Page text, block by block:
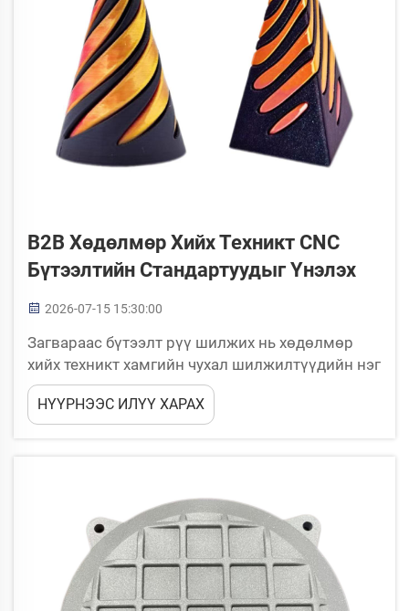
B2B Хөдөлмөр Хийх Техникт CNC
Бүтээлтийн Стандартуудыг Үнэлэх
2026-07-15 15:30:00
Загвараас бүтээлт рүү шилжих нь хөдөлмөр
хийх техникт хамгийн чухал шилжилтүүдийн нэг
юм. Тодорхойлолтын загварыг итгэмжлэх
дизайн-д суурилан тогтвортой, давтамжит
бүтээлтүүд үйлдвэрлэх чадвар нь CNC
НҮҮРНЭЭС ИЛҮҮ ХАРАХ